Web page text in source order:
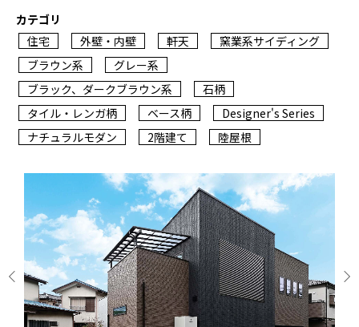
カテゴリ
住宅
外壁・内壁 軒天
窯業系サイディング
ブラウン系
グレー系
ブラック、ダークブラウン系
石柄
タイル・レンガ柄
ベース柄
Designer's Series
ナチュラルモダン
2階建て 陸屋根